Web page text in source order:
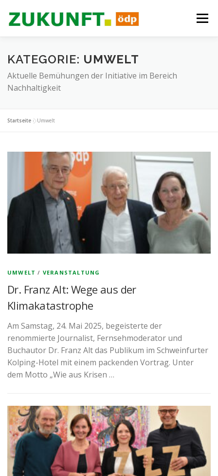
Inhalt
springen
Menü
ÜBER UNS PROGRAMM ANTRÄGE
BÜRGERBEGEHREN
KATEGORIE: UMWELT
Aktuelle Bemühungen der Initiative im Bereich
Nachhaltigkeit
Startseite »Umwelt
UMWELT / VERANSTALTUNG
Dr. Franz Alt: Wege aus der
Klimakatastrophe
Am Samstag, 24. Mai 2025, begeisterte der
renommierte Journalist, Fernsehmoderator und
Buchautor Dr. Franz Alt das Publikum im Schweinfurter
Kolping-Hotel mit einem packenden Vortrag. Unter
dem Motto „Wie aus Krisen …